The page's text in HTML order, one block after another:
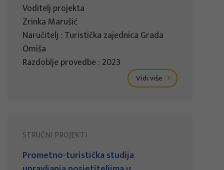
Voditelj projekta
Zrinka Marušić
Naručitelj : Turistička zajednica Grada
Omiša
Razdoblje provedbe : 2023
Vidi više
STRUČNI PROJEKTI
Prometno-turistička studija